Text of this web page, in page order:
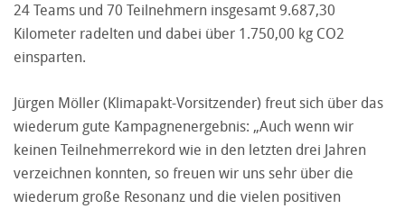
24 Teams und 70 Teilnehmern insgesamt 9.687,30
Kilometer radelten und dabei über 1.750,00 kg CO2
einsparten.
Jürgen Möller (Klimapakt-Vorsitzender) freut sich über das
wiederum gute Kampagnenergebnis: „Auch wenn wir
keinen Teilnehmerrekord wie in den letzten drei Jahren
verzeichnen konnten, so freuen wir uns sehr über die
wiederum große Resonanz und die vielen positiven